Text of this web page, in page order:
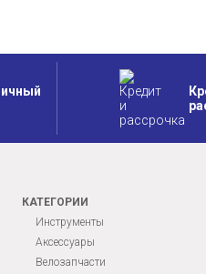
КАТЕГОРИИ
Инструменты
Аксессуары
Велозапчасти